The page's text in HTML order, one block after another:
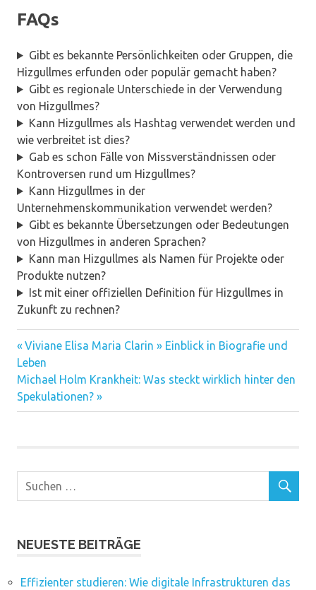
FAQs
Gibt es bekannte Persönlichkeiten oder Gruppen, die
Hizgullmes erfunden oder populär gemacht haben?
Gibt es regionale Unterschiede in der Verwendung
von Hizgullmes?
Kann Hizgullmes als Hashtag verwendet werden und
wie verbreitet ist dies?
Gab es schon Fälle von Missverständnissen oder
Kontroversen rund um Hizgullmes?
Kann Hizgullmes in der
Unternehmenskommunikation verwendet werden?
Gibt es bekannte Übersetzungen oder Bedeutungen
von Hizgullmes in anderen Sprachen?
Kann man Hizgullmes als Namen für Projekte oder
Produkte nutzen?
Ist mit einer offiziellen Definition für Hizgullmes in
Zukunft zu rechnen?
Beitragsnavigation
Vorheriger
Beitrag:
Viviane Elisa Maria Clarin » Einblick in Biografie und
Leben
Nächster
Beitrag:
Michael Holm Krankheit: Was steckt wirklich hinter den
Spekulationen?
NEUESTE BEITRÄGE
Effizienter studieren: Wie digitale Infrastrukturen das